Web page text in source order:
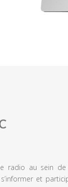
radio au sein
et